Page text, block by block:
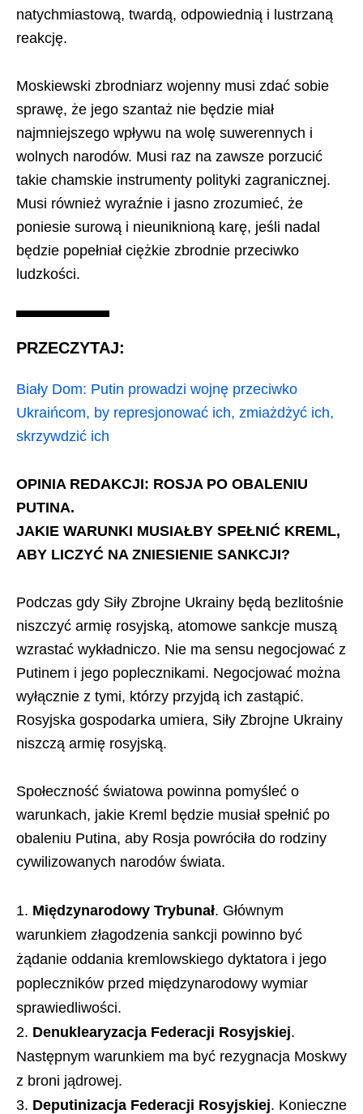
natychmiastową, twardą, odpowiednią i lustrzaną
reakcję.
Moskiewski zbrodniarz wojenny musi zdać sobie
sprawę, że jego szantaż nie będzie miał
najmniejszego wpływu na wolę suwerennych i
wolnych narodów. Musi raz na zawsze porzucić
takie chamskie instrumenty polityki zagranicznej.
Musi również wyraźnie i jasno zrozumieć, że
poniesie surową i nieuniknioną karę, jeśli nadal
będzie popełniał ciężkie zbrodnie przeciwko
ludzkości.
PRZECZYTAJ:
Biały Dom: Putin prowadzi wojnę przeciwko
Ukraińcom, by represjonować ich, zmiażdżyć ich,
skrzywdzić ich
OPINIA REDAKCJI: ROSJA PO OBALENIU
PUTINA.
JAKIE WARUNKI MUSIAŁBY SPEŁNIĆ KREML,
ABY LICZYĆ NA ZNIESIENIE SANKCJI?
Podczas gdy Siły Zbrojne Ukrainy będą bezlitośnie
niszczyć armię rosyjską, atomowe sankcje muszą
wzrastać wykładniczo. Nie ma sensu negocjować z
Putinem i jego poplecznikami. Negocjować można
wyłącznie z tymi, którzy przyjdą ich zastąpić.
Rosyjska gospodarka umiera, Siły Zbrojne Ukrainy
niszczą armię rosyjską.
Społeczność światowa powinna pomyśleć o
warunkach, jakie Kreml będzie musiał spełnić po
obaleniu Putina, aby Rosja powróciła do rodziny
cywilizowanych narodów świata.
Międzynarodowy Trybunał. Głównym
warunkiem złagodzenia sankcji powinno być
żądanie oddania kremlowskiego dyktatora i jego
popleczników przed międzynarodowy wymiar
sprawiedliwości.
Denuklearyzacja Federacji Rosyjskiej.
Następnym warunkiem ma być rezygnacja Moskwy
z broni jądrowej.
Deputinizacja Federacji Rosyjskiej. Konieczne